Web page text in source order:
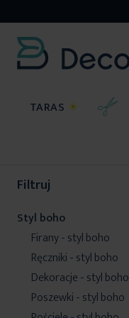
TARAS ☀
Filtruj
Styl boho
Firany - styl boho
Ręczniki - styl boho
Dekoracje - styl boho
Poszewki - styl boho